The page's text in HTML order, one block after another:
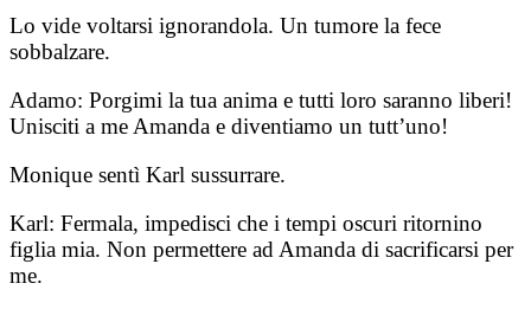
Lo vide voltarsi ignorandola. Un tumore la fece
sobbalzare.
Adamo: Porgimi la tua anima e tutti loro saranno liberi!
Unisciti a me Amanda e diventiamo un tutt’uno!
Monique sentì Karl sussurrare.
Karl: Fermala, impedisci che i tempi oscuri ritornino
figlia mia. Non permettere ad Amanda di sacrificarsi per
me.